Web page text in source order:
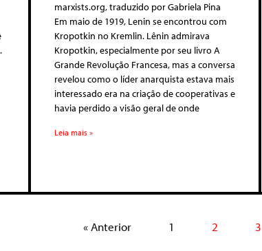
marxists.org, traduzido por Gabriela Pina
Em maio de 1919, Lenin se encontrou com
Kropotkin no Kremlin. Lênin admirava
Kropotkin, especialmente por seu livro A
Grande Revolução Francesa, mas a conversa
revelou como o líder anarquista estava mais
interessado era na criação de cooperativas e
havia perdido a visão geral de onde
Leia mais »
« Anterior 1 2 3